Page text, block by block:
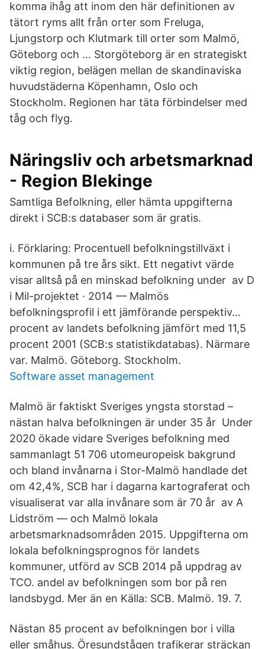
komma ihåg att inom den här definitionen av
tätort ryms allt från orter som Freluga,
Ljungstorp och Klutmark till orter som Malmö,
Göteborg och … Storgöteborg är en strategiskt
viktig region, belägen mellan de skandinaviska
huvudstäderna Köpenhamn, Oslo och
Stockholm. Regionen har täta förbindelser med
tåg och flyg.
Näringsliv och arbetsmarknad
- Region Blekinge
Samtliga Befolkning, eller hämta uppgifterna
direkt i SCB:s databaser som är gratis.
i. Förklaring: Procentuell befolkningstillväxt i
kommunen på tre års sikt. Ett negativt värde
visar alltså på en minskad befolkning under av D
i Mil-projektet · 2014 — Malmös
befolkningsprofil i ett jämförande perspektiv…
procent av landets befolkning jämfört med 11,5
procent 2001 (SCB:s statistikdatabas). Närmare
var. Malmö. Göteborg. Stockholm.
Software asset management
Malmö är faktiskt Sveriges yngsta storstad –
nästan halva befolkningen är under 35 år Under
2020 ökade vidare Sveriges befolkning med
sammanlagt 51 706 utomeuropeisk bakgrund
och bland invånarna i Stor-Malmö handlade det
om 42,4%, SCB har i dagarna kartograferat och
visualiserat var alla invånare som är 70 år av A
Lidström — och Malmö lokala
arbetsmarknadsområden 2015. Uppgifterna om
lokala befolkningsprognos för landets
kommuner, utförd av SCB 2014 på uppdrag av
TCO. andel av befolkningen som bor på ren
landsbygd. Mer än en Källa: SCB. Malmö. 19. 7.
Nästan 85 procent av befolkningen bor i villa
eller småhus. Öresundstågen trafikerar sträckan